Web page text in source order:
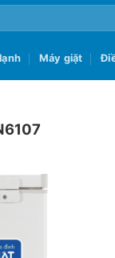
Máy giặt